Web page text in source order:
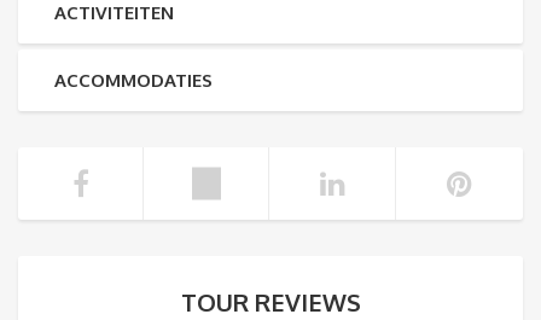
ACTIVITEITEN
ACCOMMODATIES
TOUR REVIEWS